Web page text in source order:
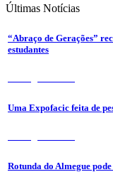
Últimas Notícias
“Abraço de Gerações”
estudantes
Uma Expofacic feita de
Rotunda do Almegue